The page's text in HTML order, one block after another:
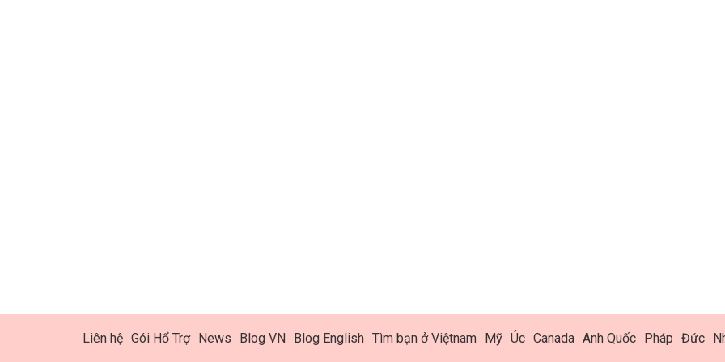
Liên hệ Gói Hổ Trợ News Blog VN Blog English Tìm bạn ở Việtnam Mỹ Úc Canada Anh Quốc Pháp Đức